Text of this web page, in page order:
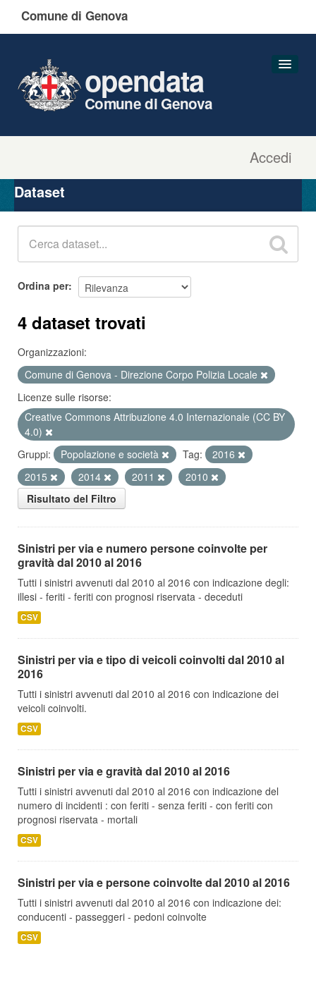
Comune di Genova
Accedi
opendata
Comune di Genova
Organizzazioni
Gruppi
Dataset
Ordina per
4 dataset trovati
Organizzazioni:
Comune di Genova - Direzione Corpo Polizia Locale
Licenze sulle risorse:
Creative Commons Attribuzione 4.0 Internazionale (CC BY
4.0)
Gruppi:
Popolazione e società Tag:
2016
2015
2014 2011
2010
Risultato del Filtro
Sinistri per via e numero persone coinvolte per
gravità dal 2010 al 2016
Tutti i sinistri avvenuti dal 2010 al 2016 con indicazione degli:
illesi - feriti - feriti con prognosi riservata - deceduti
CSV
Sinistri per via e tipo di veicoli coinvolti dal 2010 al
2016
Tutti i sinistri avvenuti dal 2010 al 2016 con indicazione dei
veicoli coinvolti.
CSV
Sinistri per via e gravità dal 2010 al 2016
Tutti i sinistri avvenuti dal 2010 al 2016 con indicazione del
numero di incidenti : con feriti - senza feriti - con feriti con
prognosi riservata - mortali
CSV
Sinistri per via e persone coinvolte dal 2010 al 2016
Tutti i sinistri avvenuti dal 2010 al 2016 con indicazione dei:
conducenti - passeggeri - pedoni coinvolte
CSV